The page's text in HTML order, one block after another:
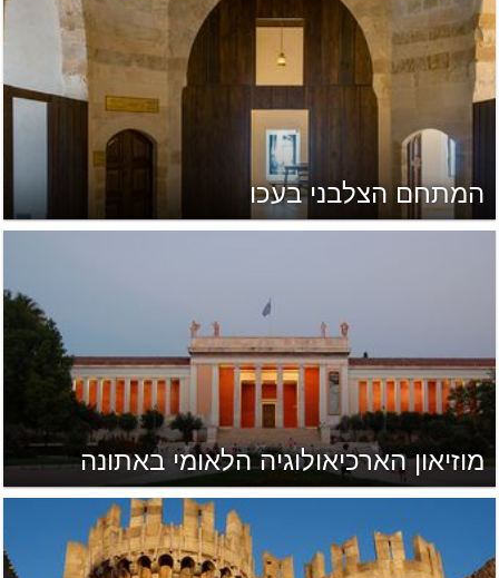
המתחם הצלבני בעכו
מוזיאון הארכיאולוגיה הלאומי באתונה